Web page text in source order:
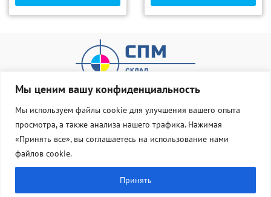
Мы ценим вашу конфиденциальность
Мы используем файлы cookie для улучшения вашего опыта
просмотра, а также анализа нашего трафика. Нажимая
«Принять все», вы соглашаетесь на использование нами
файлов cookie.
Принять
О нас
Оплата и доставка
Статус Груза
Контакты